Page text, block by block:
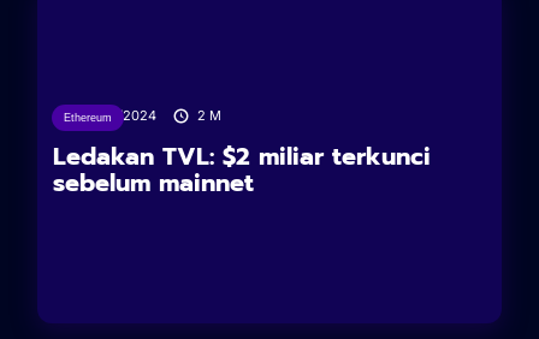
Ethereum
27/02/2024 2 M
Ledakan TVL: $2 miliar terkunci
sebelum mainnet